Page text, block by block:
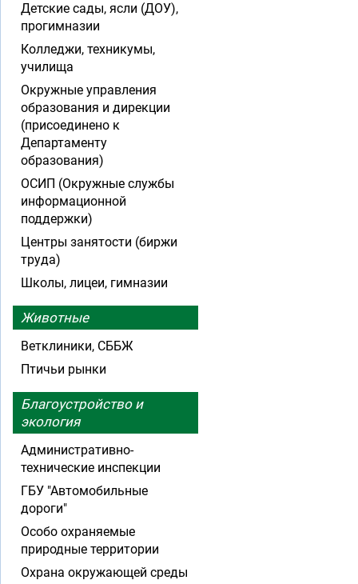
Детские сады, ясли (ДОУ),
прогимназии
Колледжи, техникумы,
училища
Окружные управления
образования и дирекции
(присоединено к
Департаменту
образования)
ОСИП (Окружные службы
информационной
поддержки)
Центры занятости (биржи
труда)
Школы, лицеи, гимназии
Животные
Ветклиники, СББЖ
Птичьи рынки
Благоустройство и
экология
Административно-
технические инспекции
ГБУ "Автомобильные
дороги"
Особо охраняемые
природные территории
Охрана окружающей среды